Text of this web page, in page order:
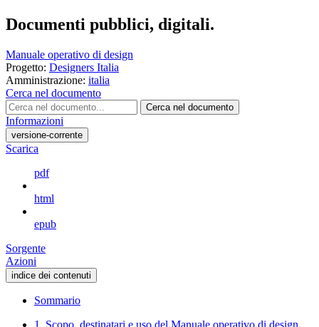
Documenti pubblici, digitali.
Manuale operativo di design
Progetto: Designers Italia
Amministrazione: italia
Cerca nel documento
Cerca nel documento
Informazioni
versione-corrente
Scarica
pdf
html
epub
Sorgente
Azioni
indice dei contenuti
Sommario
1. Scopo, destinatari e uso del Manuale operativo di design